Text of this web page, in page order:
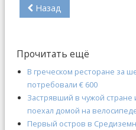
Назад
Прочитать ещё
В греческом ресторане за
потребовали € 600
Застрявший в чужой стране
поехал домой на
Первый остров в